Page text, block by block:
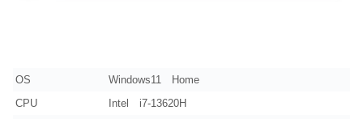
OS
Windows11 Home
CPU
Intel i7-13620H